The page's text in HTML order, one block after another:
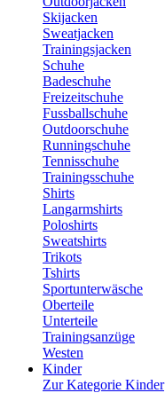
Skijacken
Sweatjacken
Trainingsjacken
Schuhe
Badeschuhe
Freizeitschuhe
Fussballschuhe
Outdoorschuhe
Runningschuhe
Tennisschuhe
Trainingsschuhe
Shirts
Langarmshirts
Poloshirts
Sweatshirts
Trikots
Tshirts
Sportunterwäsche
Oberteile
Unterteile
Trainingsanzüge
Westen
Kinder
Zur Kategorie Kinder